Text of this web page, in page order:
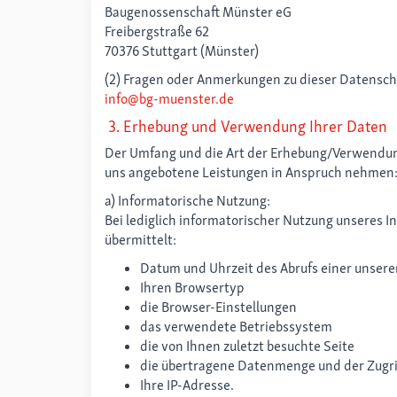
Baugenossenschaft Münster eG
Freibergstraße 62
70376 Stuttgart (Münster)
(2) Fragen oder Anmerkungen zu dieser
info@bg-muenster.de
3. Erhebung und Verwendung Ihrer Daten
Der Umfang und die Art der Erhebung/
uns angebotene Leistungen in Anspruch nehmen:
a) Informatorische Nutzung:
Bei lediglich informatorischer Nutzung unseres
übermittelt:
Datum und Uhrzeit des Abrufs einer
Ihren Browsertyp
die Browser-Einstellungen
das verwendete Betriebssystem
die von Ihnen zuletzt besuchte Seite
die übertragene Datenmenge und der
Ihre IP-Adresse.